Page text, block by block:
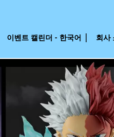
이벤트 캘린더 - 한국어 회사